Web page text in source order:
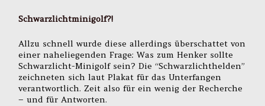
Schwarzlichtminigolf?!
Allzu schnell wurde diese allerdings überschattet von
einer naheliegenden Frage: Was zum Henker sollte
Schwarzlicht-Minigolf sein? Die “Schwarzlichthelden”
zeichneten sich laut Plakat für das Unterfangen
verantwortlich. Zeit also für ein wenig der Recherche
– und für Antworten.